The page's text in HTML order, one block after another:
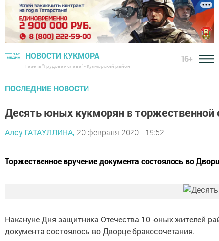
НОВОСТИ КУКМОРА
Газета "Трудовая слава" - Кукморский район
16+
ПОСЛЕДНИЕ НОВОСТИ
Десять юных кукморян в торжественной
Алсу ГАТАУЛЛИНА, 20 февраля 2020 - 19:52
Торжественное вручение документа состоялось во
Накануне Дня защитника Отечества 10 юных жителей
документа состоялось во Дворце бракосочетания.